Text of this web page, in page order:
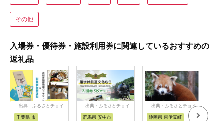
その他
入場券・優待券・施設利用券に関連しているおすすめの
返礼品
出典：ふるさとチョイ
千葉県 市
出典：ふるさとチョイ
群馬県 安中市
出典：ふるさとチョイ
静岡県 東伊豆町